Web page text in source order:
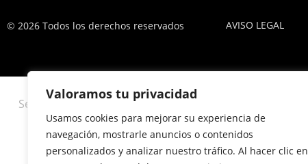
Valoramos tu privacidad
Usamos cookies para mejorar su experiencia de
navegación, mostrarle anuncios o contenidos
personalizados y analizar nuestro tráfico. Al hacer clic en
© 2026 Todos los derechos reservados AVISO LEGAL